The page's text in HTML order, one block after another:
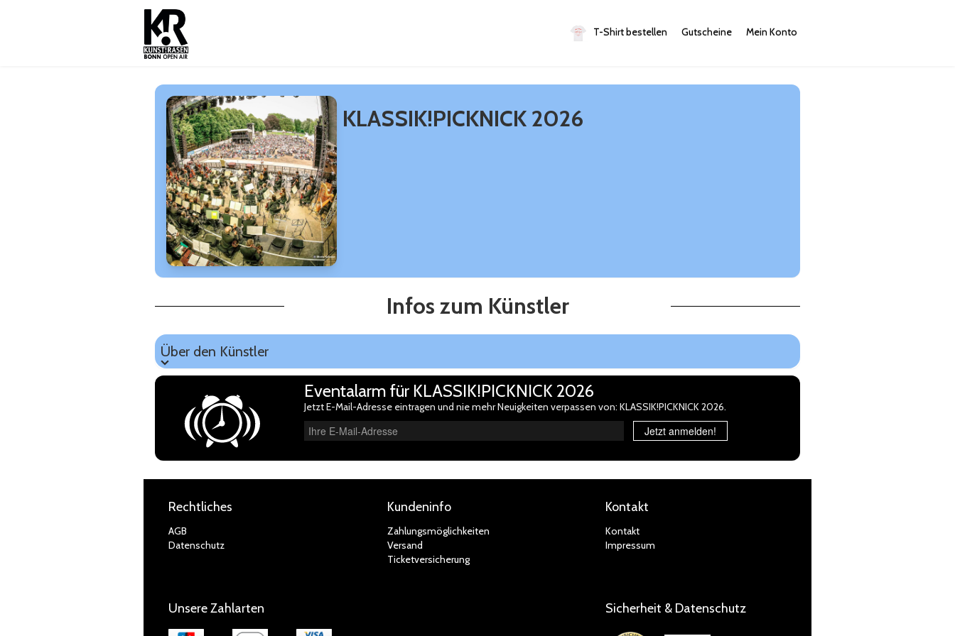
T-Shirt bestellen Gutscheine Mein Konto
KLASSIK!PICKNICK 2026
Infos zum Künstler
Über den Künstler
Über den Künstler
Eventalarm für KLASSIK!PICKNICK 2026
Jetzt E-Mail-Adresse eintragen und nie mehr Neuigkeiten verpassen von: KLASSIK!PICKNICK 2026.
Ihre E-Mail-Adresse
Jetzt anmelden!
Rechtliches
AGB
Datenschutz
Kundeninfo
Zahlungsmöglichkeiten
Versand
Ticketversicherung
Kontakt
Kontakt
Impressum
Unsere Zahlarten Sicherheit & Datenschutz